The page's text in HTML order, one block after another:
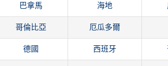
巴拿馬 海地
哥倫比亞 厄瓜多爾
德國 西班牙